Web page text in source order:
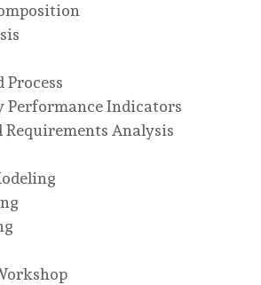
Process
Performance Indicators
Analysis